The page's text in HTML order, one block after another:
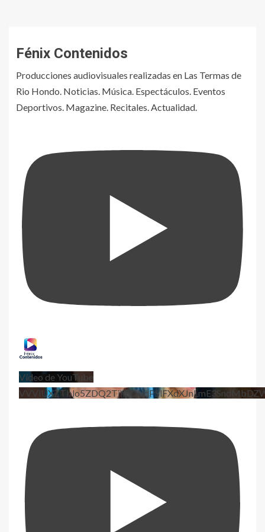
Fénix Contenidos
Producciones audiovisuales realizadas en Las Termas de
Rio Hondo. Noticias. Música. Espectáculos. Eventos
Deportivos. Magazine. Recitales. Actualidad.
Vídeo de YouTube